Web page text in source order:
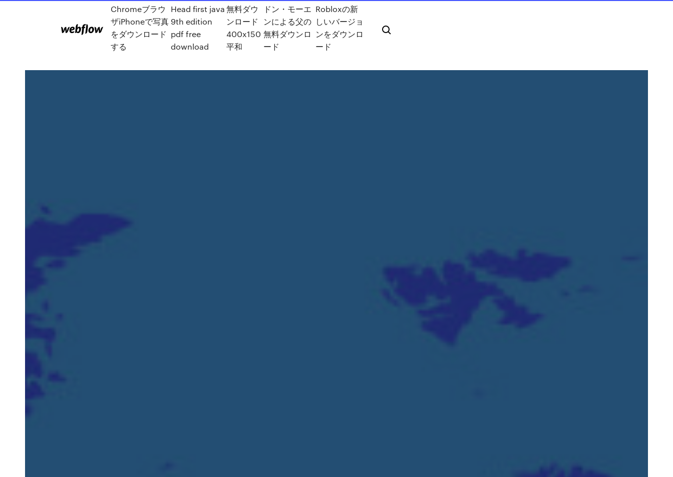
Chromeブラウ
ザiPhoneで写真
をダウンロード
する
Head first java
9th edition
pdf free
download
無料ダウ
ンロード
400x150
平和
ドン・モーエ
ンによる父の
無料ダウンロ
ード
Robloxの新
しいバージョ
ンをダウンロ
ード